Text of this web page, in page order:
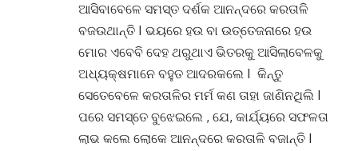
ଆସିବାବେଳେ ସମସ୍ତ ଦର୍ଶକ ଆନନ୍ଦରେ କରତାଳି
ବଜଉଥାନ୍ତି I ଭୟରେ ହଉ ବା ଉତ୍ତେଜନାରେ ହଉ
ମୋର ଏବେବି ଦେହ ଥରୁଥାଏ ଭିତରକୁ ଆସିଲାବେଳକୁ
ଅଧ୍ୟକ୍ଷମାନେ ବହୁତ ଆଦରକଲେ I କିନ୍ତୁ
ସେତେବେଳେ କରତାଳିର ମର୍ମ କଣ ତାହା ଜାଣିନଥିଲି I
ପରେ ସମସ୍ତେ ବୁଝେଇଲେ , ଯେ, କାର୍ଯ୍ୟରେ ସଫଳତା
ଲାଭ କଲେ ଲୋକେ ଆନନ୍ଦରେ କରତାଳି ବଜାନ୍ତି I